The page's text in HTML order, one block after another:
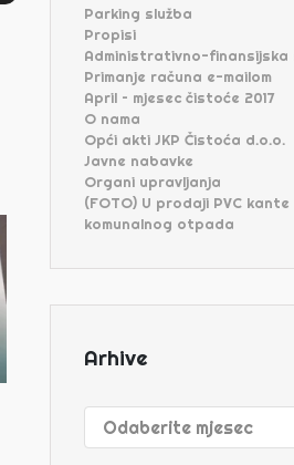
Parking služba
Propisi
Administrativno-finansijska
Primanje računa e-mailom
April – mjesec čistoće 2017
O nama
Opći akti JKP Čistoća d.o.o.
Javne nabavke
Organi upravljanja
(FOTO) U prodaji PVC
komunalnog otpada
Arhive